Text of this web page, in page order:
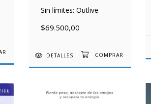
Sin límites: Outlive
$69.500,00
DETALLES